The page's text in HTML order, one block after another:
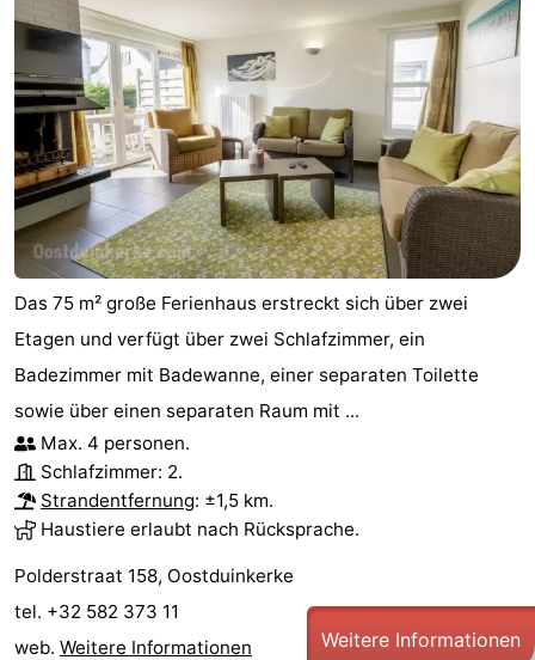
Das 75 m² große Ferienhaus erstreckt sich über zwei
Etagen und verfügt über zwei Schlafzimmer, ein
Badezimmer mit Badewanne, einer separaten Toilette
sowie über einen separaten Raum mit ...
Max. 4 personen.
Schlafzimmer: 2.
Strandentfernung: ±1,5 km.
Haustiere erlaubt nach Rücksprache.
Polderstraat 158, Oostduinkerke
tel. +32 582 373 11
web. Weitere Informationen Weitere Informationen